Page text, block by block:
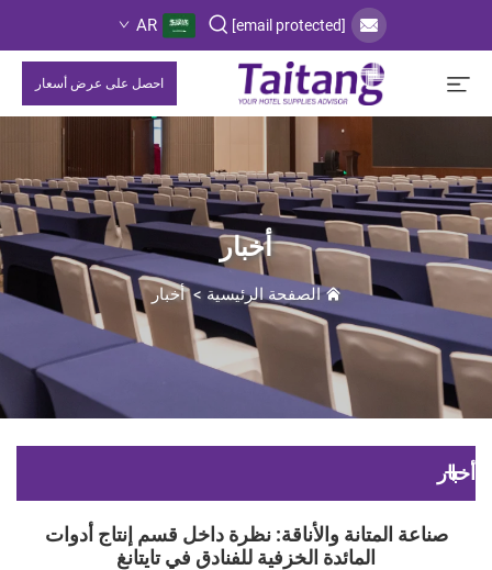
[email protected]
AR
احصل على عرض أسعار
أخبار
الصفحة الرئيسية >أخبار
أخبار
صناعة المتانة والأناقة: نظرة داخل قسم إنتاج أدوات
المائدة الخزفية للفنادق في تايتانغ